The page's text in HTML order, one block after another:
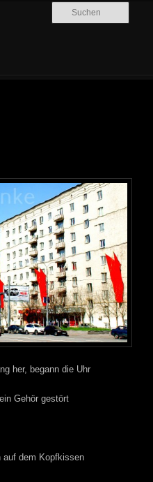
her, begann die Uhr
Gehör gestört
auf dem Kopfkissen